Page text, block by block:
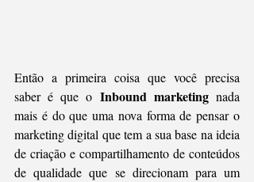
Então a primeira coisa que você precisa
saber é que o Inbound marketing nada
mais é do que uma nova forma de pensar o
marketing digital que tem a sua base na ideia
de criação e compartilhamento de conteúdos
de qualidade que se direcionam para um